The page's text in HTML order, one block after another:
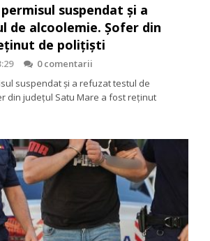
suspendat și a
de alcoolemie. Șofer din
de polițiști
0 comentarii
suspendat și a refuzat testul de
din județul Satu Mare a fost reținut